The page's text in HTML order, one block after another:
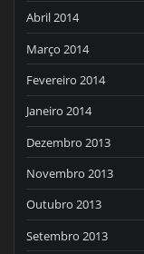
Abril 2014
Março 2014
Fevereiro 2014
Janeiro 2014
Dezembro 2013
Novembro 2013
Outubro 2013
Setembro 2013